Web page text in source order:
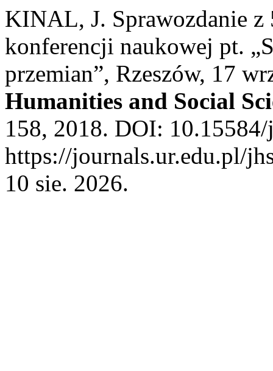
KINAL, J. Sprawozdanie
konferencji naukowej pt.
przemian”, Rzeszów, 17
Humanities and Social
158, 2018. DOI:
https://journals.ur.edu.pl/
10 sie. 2026.